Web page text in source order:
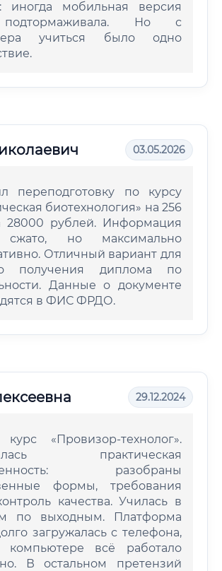
иногда мобильная версия
Но с
учиться было одно
03.05.2026
переподготовку по курсу
биотехнология» на 256
28000 рублей. Информация
сжато, но максимально
Отличный вариант для
получения диплома по
Данные о документе
в ФИС ФРДО.
29.12.2024
«Провизор-технолог».
практическая
разобраны
формы, требования
качества. Училась в
по выходным. Платформа
загружалась с телефона,
компьютере всё работало
В остальном претензий